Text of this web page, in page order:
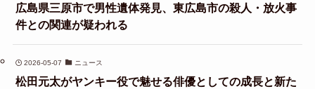
広島県三原市で男性遺体発見、東広島市の殺人・放火事
件との関連が疑われる
2026-05-07 ニュース
松田元太がヤンキー役で魅せる俳優としての成長と新た